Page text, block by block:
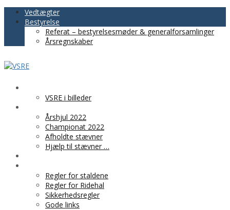
Vedtægter
Bestyrelse
Referat – bestyrelsesmøder & generalforsamlinger
Årsregnskaber
VSRE i billeder
Årshjul 2022
Championat 2022
Afholdte stævner
Hjælp til stævner …
Regler for staldene
Regler for Ridehal
Sikkerhedsregler
Gode links